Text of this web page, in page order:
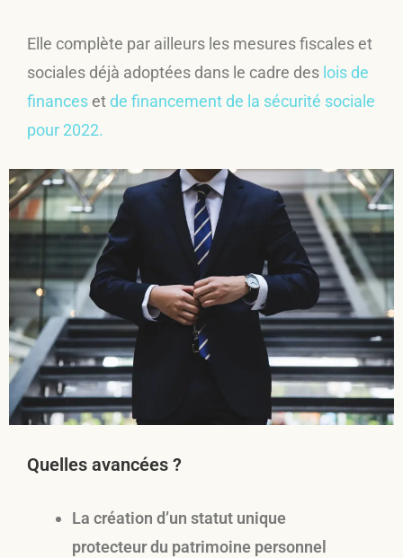
Elle complète par ailleurs les mesures fiscales et
sociales déjà adoptées dans le cadre des lois de
finances et de financement de la sécurité sociale
pour 2022.
Quelles avancées ?
La création d’un statut unique
protecteur du patrimoine personnel